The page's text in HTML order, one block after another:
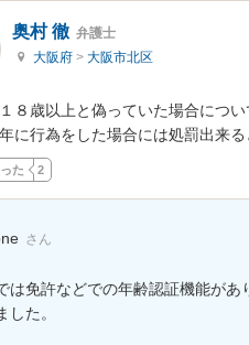
奥村 徹 弁護士
大阪府 > 大阪市北区
８歳以上と偽っていた場合につ
に行為をした場合には処罰出来る
た 2
さん
は免許などでの年齢認証機能が
した。